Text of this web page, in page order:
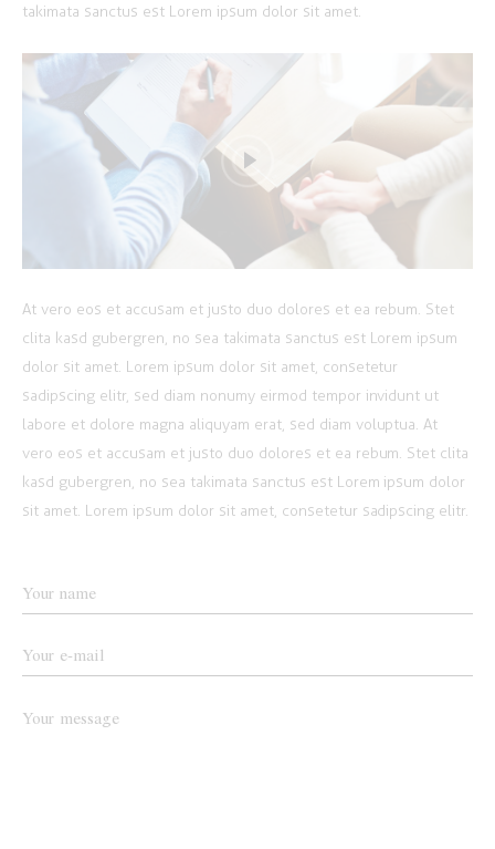
takimata sanctus est Lorem ipsum dolor sit amet.
At vero eos et accusam et justo duo dolores et ea rebum. Stet
clita kasd gubergren, no sea takimata sanctus est Lorem ipsum
dolor sit amet. Lorem ipsum dolor sit amet, consetetur
sadipscing elitr, sed diam nonumy eirmod tempor invidunt ut
labore et dolore magna aliquyam erat, sed diam voluptua. At
vero eos et accusam et justo duo dolores et ea rebum. Stet clita
kasd gubergren, no sea takimata sanctus est Lorem ipsum dolor
sit amet. Lorem ipsum dolor sit amet, consetetur sadipscing elitr.